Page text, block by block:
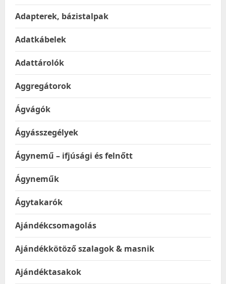
Adapterek, bázistalpak
Adatkábelek
Adattárolók
Aggregátorok
Ágvágók
Ágyásszegélyek
Ágynemű – ifjúsági és felnőtt
Ágyneműk
Ágytakarók
Ajándékcsomagolás
Ajándékkötöző szalagok & masnik
Ajándéktasakok